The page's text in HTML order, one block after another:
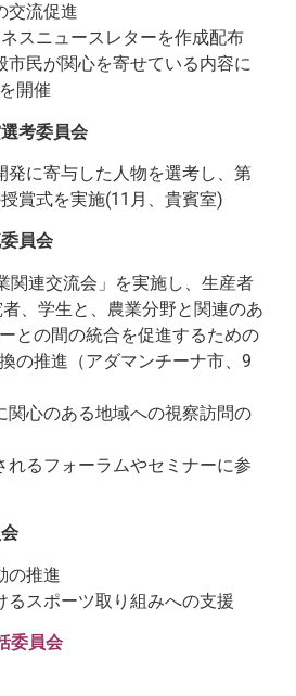
交流促進
スニュースレターを作成配布
市民が関心を寄せている内容に
開催
考委員会
発に寄与した人物を選考し、第
賞式を実施(11月、貴賓室)
員会
関連交流会」を実施し、生産者
、学生と、農業分野と関連のあ
との間の統合を促進するための
の推進（アダマンチーナ市、9
関心のある地域への視察訪問の
れるフォーラムやセミナーに参
の推進
るスポーツ取り組みへの支援
委員会